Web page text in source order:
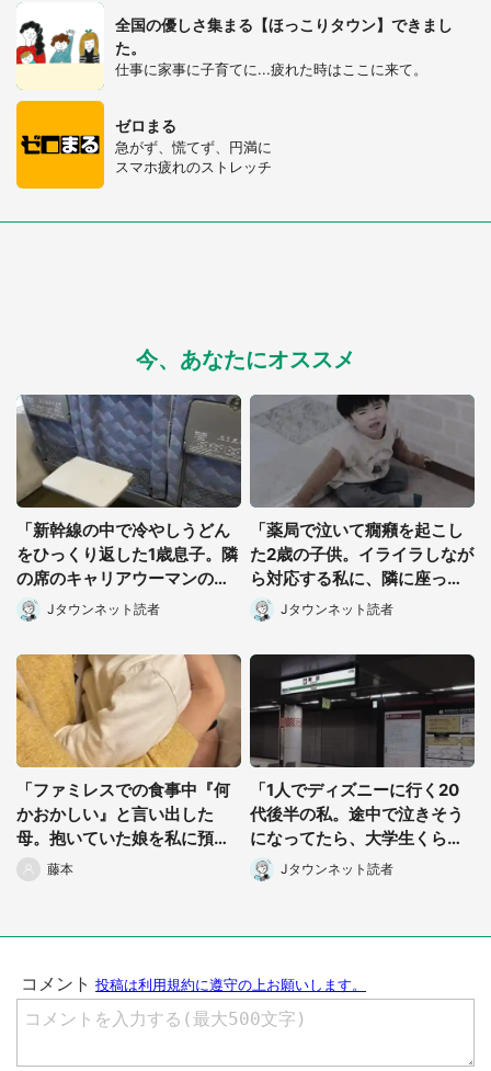
全国の優しさ集まる【ほっこりタウン】できまし
た。
仕事に家事に子育てに...疲れた時はここに来て。
ゼロまる
急がず、慌てず、円満に
スマホ疲れのストレッチ
今、あなたにオススメ
「新幹線の中で冷やしうどん
をひっくり返した1歳息子。隣
の席のキャリアウーマンの方
に汁が飛んでしまって...」
（東京都・30代女性）
Jタウンネット読者
「薬局で泣いて癇癪を起こし
た2歳の子供。イライラしなが
ら対応する私に、隣に座って
た子の母親が...」（30代女
性）
Jタウンネット読者
「ファミレスでの食事中『何
かおかしい』と言い出した
母。抱いていた娘を私に預け
た直後...」（千葉県・40代女
性）
藤本
「1人でディズニーに行く20
代後半の私。途中で泣きそう
になってたら、大学生くらい
のカップルが...」（京都府・3
0代女性）
Jタウンネット読者